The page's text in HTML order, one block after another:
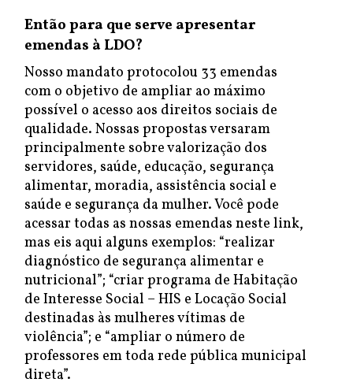
Então para que serve apresentar
emendas à LDO?
Nosso mandato protocolou 33 emendas
com o objetivo de ampliar ao máximo
possível o acesso aos direitos sociais de
qualidade. Nossas propostas versaram
principalmente sobre valorização dos
servidores, saúde, educação, segurança
alimentar, moradia, assistência social e
saúde e segurança da mulher. Você pode
acessar todas as nossas emendas neste link,
mas eis aqui alguns exemplos: “realizar
diagnóstico de segurança alimentar e
nutricional”; “criar programa de Habitação
de Interesse Social – HIS e Locação Social
destinadas às mulheres vítimas de
violência”; e “ampliar o número de
professores em toda rede pública municipal
direta”.